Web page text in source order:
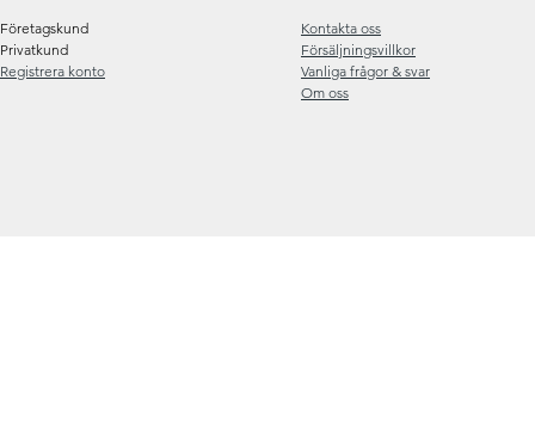
Företagskund
Privatkund
Registrera konto
Kontakta oss
Försäljningsvillkor
Vanliga frågor & svar
Om oss